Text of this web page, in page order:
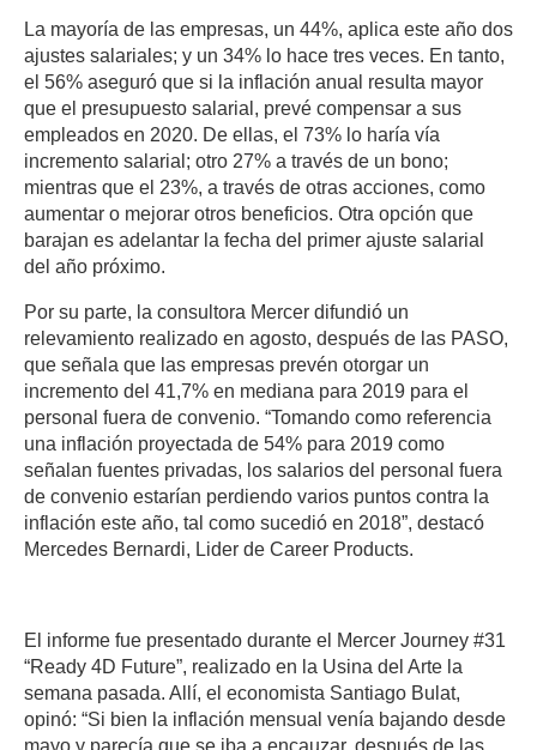
La mayoría de las empresas, un 44%, aplica este año dos
ajustes salariales; y un 34% lo hace tres veces. En tanto,
el 56% aseguró que si la inflación anual resulta mayor
que el presupuesto salarial, prevé compensar a sus
empleados en 2020. De ellas, el 73% lo haría vía
incremento salarial; otro 27% a través de un bono;
mientras que el 23%, a través de otras acciones, como
aumentar o mejorar otros beneficios. Otra opción que
barajan es adelantar la fecha del primer ajuste salarial
del año próximo.
Por su parte, la consultora Mercer difundió un
relevamiento realizado en agosto, después de las PASO,
que señala que las empresas prevén otorgar un
incremento del 41,7% en mediana para 2019 para el
personal fuera de convenio. “Tomando como referencia
una inflación proyectada de 54% para 2019 como
señalan fuentes privadas, los salarios del personal fuera
de convenio estarían perdiendo varios puntos contra la
inflación este año, tal como sucedió en 2018”, destacó
Mercedes Bernardi, Lider de Career Products.
El informe fue presentado durante el Mercer Journey #31
“Ready 4D Future”, realizado en la Usina del Arte la
semana pasada. Allí, el economista Santiago Bulat,
opinó: “Si bien la inflación mensual venía bajando desde
mayo y parecía que se iba a encauzar, después de las